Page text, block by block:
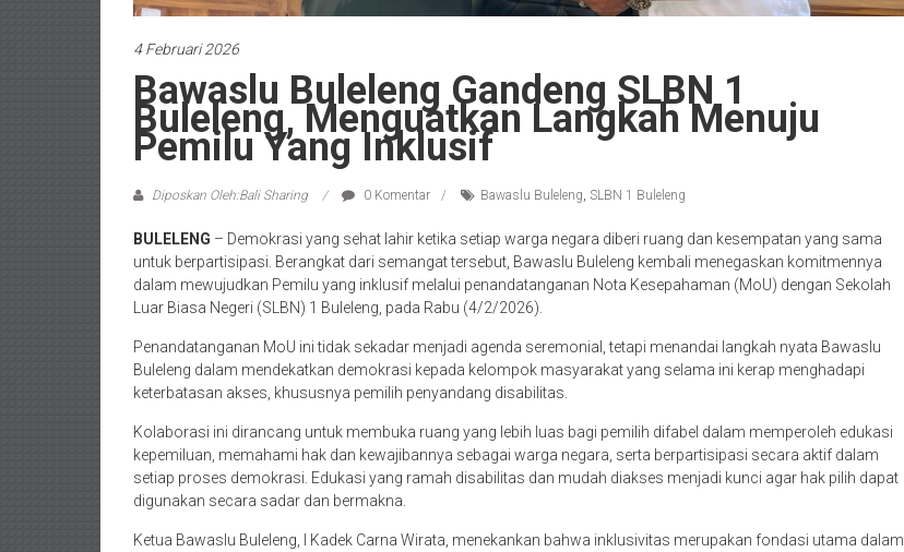
4 Februari 2026
Bawaslu Buleleng Gandeng SLBN 1
Buleleng, Menguatkan Langkah Menuju
Pemilu Yang Inklusif
Diposkan Oleh:Bali Sharing 0 Komentar Bawaslu Buleleng, SLBN 1 Buleleng
BULELENG – Demokrasi yang sehat lahir ketika setiap warga negara diberi ruang dan kesempatan yang sama
untuk berpartisipasi. Berangkat dari semangat tersebut, Bawaslu Buleleng kembali menegaskan komitmennya
dalam mewujudkan Pemilu yang inklusif melalui penandatanganan Nota Kesepahaman (MoU) dengan Sekolah
Luar Biasa Negeri (SLBN) 1 Buleleng, pada Rabu (4/2/2026).
Penandatanganan MoU ini tidak sekadar menjadi agenda seremonial, tetapi menandai langkah nyata Bawaslu
Buleleng dalam mendekatkan demokrasi kepada kelompok masyarakat yang selama ini kerap menghadapi
keterbatasan akses, khususnya pemilih penyandang disabilitas.
Kolaborasi ini dirancang untuk membuka ruang yang lebih luas bagi pemilih difabel dalam memperoleh edukasi
kepemiluan, memahami hak dan kewajibannya sebagai warga negara, serta berpartisipasi secara aktif dalam
setiap proses demokrasi. Edukasi yang ramah disabilitas dan mudah diakses menjadi kunci agar hak pilih dapat
digunakan secara sadar dan bermakna.
Ketua Bawaslu Buleleng, I Kadek Carna Wirata, menekankan bahwa inklusivitas merupakan fondasi utama dalam